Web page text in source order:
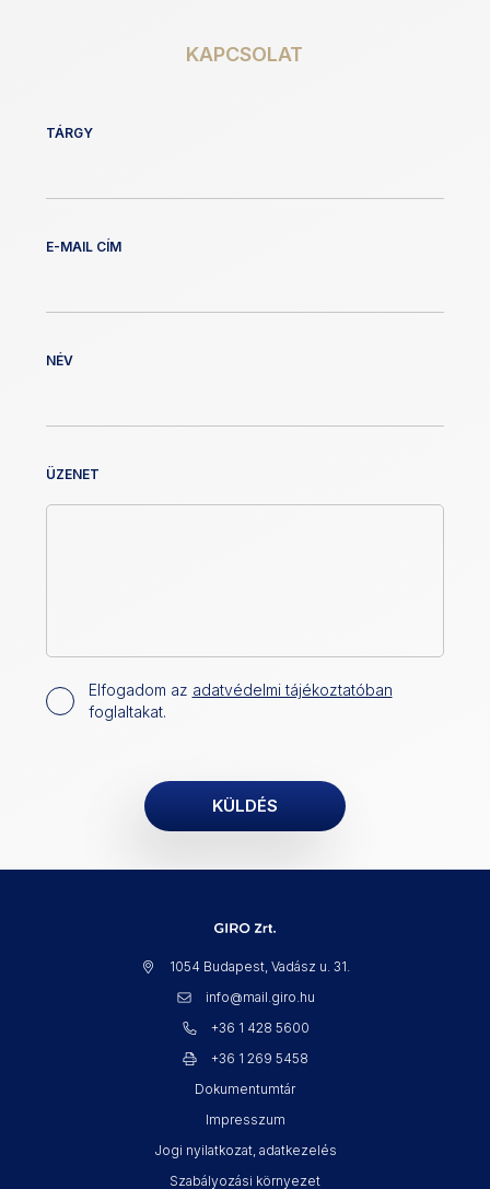
KAPCSOLAT
TÁRGY
E-MAIL CÍM
NÉV
ÜZENET
Elfogadom az adatvédelmi tájékoztatóban
foglaltakat.
1054 Budapest, Vadász u. 31.
info@mail.giro.hu
+36 1 428 5600
+36 1 269 5458
Dokumentumtár
Impresszum
Jogi nyilatkozat, adatkezelés
Szabályozási környezet